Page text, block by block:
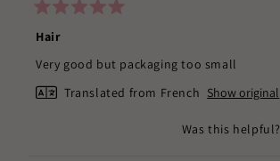
5
of
5
stars
Hair
Very good but packaging too small
Translated from French Show original
Was this helpful?